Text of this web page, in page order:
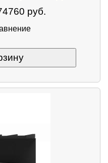
руб.